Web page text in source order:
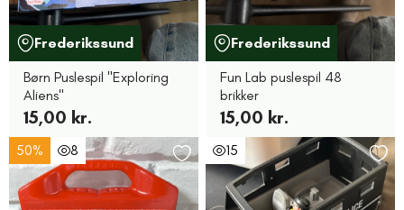
Frederikssund
Børn Puslespil "Exploring
Aliens"
15,00 kr.
Frederikssund
Fun Lab puslespil 48
brikker
15,00 kr.
50% 8 15